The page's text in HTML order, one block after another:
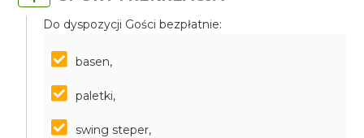
Do dyspozycji Gości bezpłatnie:
basen,
paletki,
swing steper,